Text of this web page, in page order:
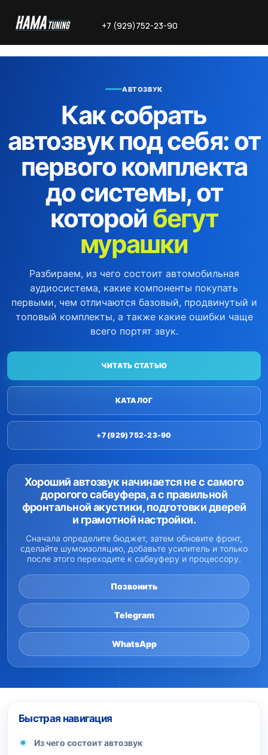
+7 (929)752-23-90
АВТОЗВУК
Как собрать
автозвук под себя: от
первого комплекта
до системы, от
которой бегут
мурашки
Разбираем, из чего состоит автомобильная
аудиосистема, какие компоненты покупать
первыми, чем отличаются базовый, продвинутый и
топовый комплекты, а также какие ошибки чаще
всего портят звук.
ЧИТАТЬ СТАТЬЮ
КАТАЛОГ
+7 (929) 752-23-90
Хороший автозвук начинается не с самого
дорогого сабвуфера, а с правильной
фронтальной акустики, подготовки дверей
и грамотной настройки.
Сначала определите бюджет, затем обновите фронт,
сделайте шумоизоляцию, добавьте усилитель и только
после этого переходите к сабвуферу и процессору.
Позвонить
Telegram
WhatsApp
Быстрая навигация
Из чего состоит автозвук